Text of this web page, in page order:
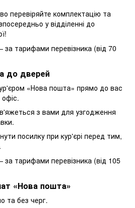
перевіряйте комплектацію та
у відділенні до
тарифами перевізника (від 70
до дверей
«Нова пошта» прямо до вас
з вами для узгодження
посилку при кур'єрі перед тим,
за тарифами перевізника (від 105
«Нова пошта»
та без черг.